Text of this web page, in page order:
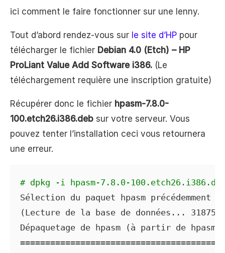
ici comment le faire fonctionner sur une lenny.
Tout d’abord rendez-vous sur le site d’HP pour
télécharger le fichier Debian 4.0 (Etch) – HP
ProLiant Value Add Software i386. (Le
téléchargement requière une inscription gratuite)
Récupérer donc le fichier hpasm-7.8.0-
100.etch26.i386.deb sur votre serveur. Vous
pouvez tenter l’installation ceci vous retournera
une erreur.
# dpkg -i hpasm-7.8.0-
Sélection du paquet hpasm précédemment
(Lecture de la base de données...
Dépaquetage de hpasm (à partir de